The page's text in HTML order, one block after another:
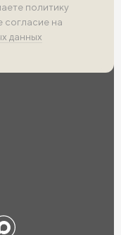
политику
согласие на
данных